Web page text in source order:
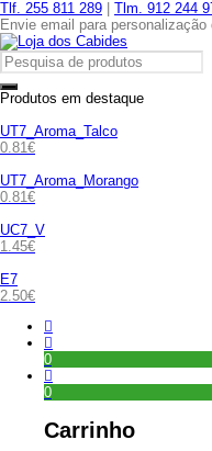
Tlf. 255 811 289
Tlm. 912 244
Envie email para personalização
Produtos em destaque
UT7_Aroma_Talco
0.81€
UT7_Aroma_Morango
0.81€
UC7_V
1.45€
E7
2.50€
0
0
Carrinho